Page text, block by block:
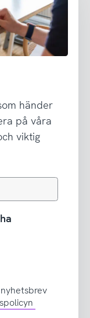
händer
på våra
viktig